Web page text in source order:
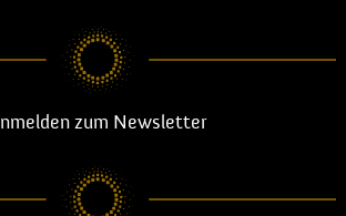
zum Newsletter